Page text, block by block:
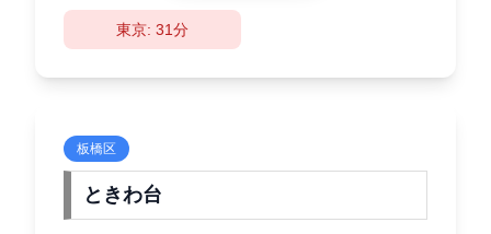
東京: 31分
板橋区
ときわ台